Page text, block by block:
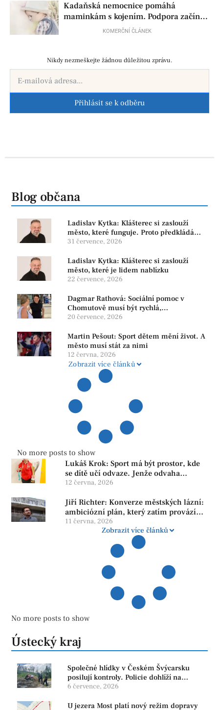
Kadaňská nemocnice pomáhá
maminkám s kojením. Podpora začíná
už před porodemKOMERČNÍ ČLÁNEK
Nikdy nezmeškejte žádnou důležitou zprávu.
Přihlásit se k odběru
Blog občana
Ladislav Kytka: Klášterec si zaslouží
město, které funguje. Proto předkládáme
program, který řeší skutečné problémy
31 července, 2026
Ladislav Kytka: Klášterec si zaslouží
město, které je lidem nablízku
22 července, 2026
Dagmar Rathová: Sociální pomoc v
Chomutově musí být rychlá,
srozumitelná a férová. Ne udržovat lidi v
20 července, 2026
Martin Pešout: Sport dětem mění život. A
město musí stát za nimi
12 června, 2026
Zobrazit více článků
No more posts to show
Lukáš Krok: Sport má být prostor, kde
se dítě učí odvaze. Jenže odvaha
neroste tam, kde se bojí udělat chybu.
12 června, 2026
Jiří Richter: Konverze městských lázní:
ambiciózní plán, který zatím provází
více otazníků než jistot
11 června, 2026
Zobrazit více článků
No more posts to show
Ústecký kraj
Společné hlídky v Českém Švýcarsku
posilují kontroly. Policie dohlíží na
bezpečnost i ochranu přírody
6 července, 2026
U jezera Most platí nový režim dopravy